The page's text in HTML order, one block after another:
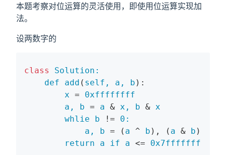
本题考察对位运算的灵活使用，即使用位运算实现加
法。
设两数字的
class
Solution:
def
add ( self, a , b ):
x = 0xffffffff
a, b = a & x, b & x
whlie
b != 0:
a, b = ( a ^ b ), ( a & b ) <<
return
a if a <= 0x7fffffff